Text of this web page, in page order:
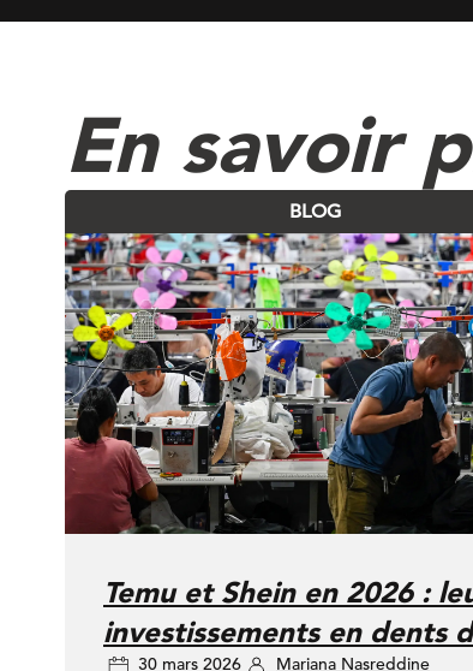
En savoir
BLOG
Temu et Shein en 2026 :
investissements en dents
30 mars 2026
Mariana Nasreddine